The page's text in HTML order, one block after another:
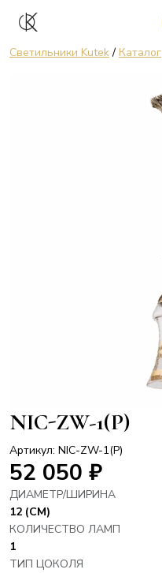
Светильники Kutek/ Каталог
NIC-ZW-1(P)
Артикул: NIC-ZW-1(P)
52 050 ₽
ДИАМЕТР/ШИРИНА
12 (СМ)
КОЛИЧЕСТВО ЛАМП
1
ТИП ЦОКОЛЯ